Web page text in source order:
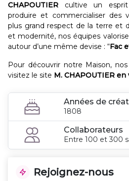
CHAPOUTIER cultive un esprit
produire et commercialiser des
plus grand respect de la terre et
et modernité, nos équipes
autour d’une même devise : “Fac
Pour découvrir notre Maison,
visitez le site M. CHAPOUTIER en
Années de
1808
Collaborateurs
Entre 100 et 300
Rejoignez-nous